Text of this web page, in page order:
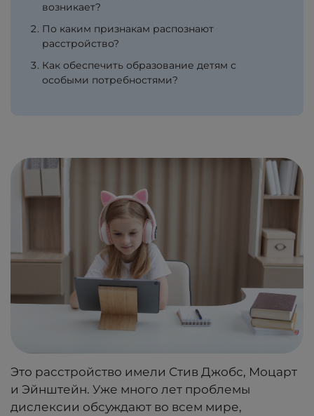
возникает?
По каким признакам распознают
расстройство?
Как обеспечить образование детям с
особыми потребностями?
Это расстройство имели Стив Джобс, Моцарт
и Эйнштейн. Уже много лет проблемы
дислексии обсуждают во всем мире,